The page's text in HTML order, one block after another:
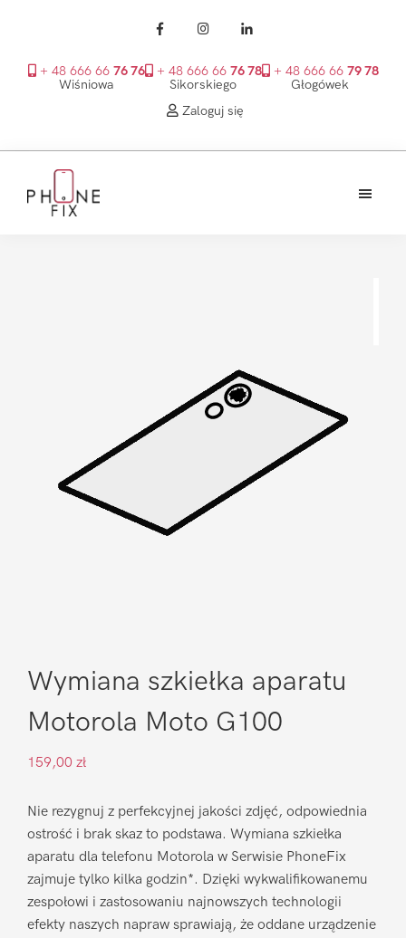
+ 48 666 66 76 76
Wiśniowa
+ 48 666 66 76 78
Sikorskiego
+ 48 666 66 79 78
Głogówek
Zaloguj się
głównego
Wymiana szkiełka aparatu
Motorola Moto G100
159,00 zł
Nie rezygnuj z perfekcyjnej jakości zdjęć, odpowiednia
ostrość i brak skaz to podstawa. Wymiana szkiełka
aparatu dla telefonu Motorola w Serwisie PhoneFix
zajmuje tylko kilka godzin*. Dzięki wykwalifikowanemu
zespołowi i zastosowaniu najnowszych technologii
efekty naszych napraw sprawiają, że oddane urządzenie